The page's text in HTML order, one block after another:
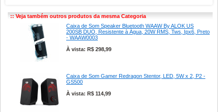
:: Veja também outros produtos da mesma Categoria
Caixa de Som Speaker Bluetooth WAAW By ALOK US
200SB DUO, Resistente à Água, 20W RMS, Tws, Ipx6, Preto
- WAAW0003
À vista: R$ 298,99
Caixa de Som Gamer Redragon Stentor, LED, 5W x 2, P2 -
GS500
À vista: R$ 114,99